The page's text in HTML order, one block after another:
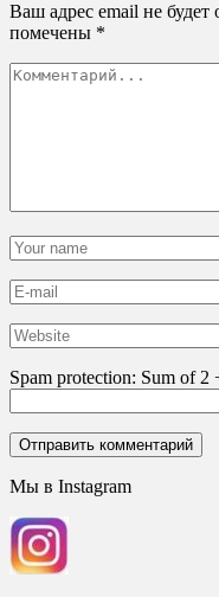
Ваш адрес email не будет
помечены *
Spam protection: Sum of 2
Мы в Instagram